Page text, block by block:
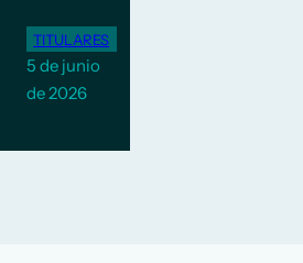
TITULARES
5 de junio
de 2026